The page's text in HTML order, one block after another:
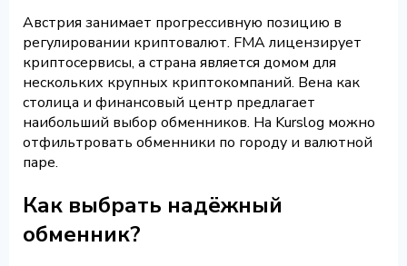
Австрия занимает прогрессивную позицию в
регулировании криптовалют. FMA лицензирует
криптосервисы, а страна является домом для
нескольких крупных криптокомпаний. Вена как
столица и финансовый центр предлагает
наибольший выбор обменников. На Kurslog можно
отфильтровать обменники по городу и валютной
паре.
Как выбрать надёжный
обменник?